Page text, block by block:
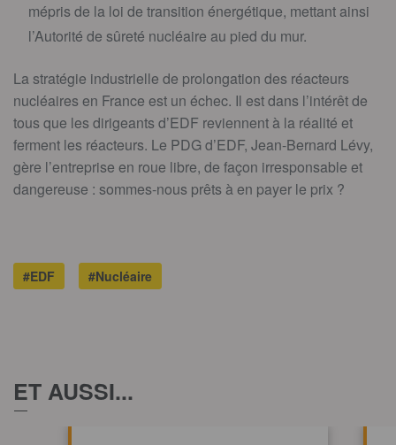
mépris de la loi de transition énergétique, mettant ainsi
l’Autorité de sûreté nucléaire au pied du mur.
La stratégie industrielle de prolongation des réacteurs
nucléaires en France est un échec. Il est dans l’intérêt de
tous que les dirigeants d’EDF reviennent à la réalité et
ferment les réacteurs. Le PDG d’EDF, Jean-Bernard Lévy,
gère l’entreprise en roue libre, de façon irresponsable et
dangereuse : sommes-nous prêts à en payer le prix ?
#EDF #Nucléaire
ET AUSSI...